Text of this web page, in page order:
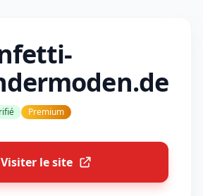
Premium
Visiter le site